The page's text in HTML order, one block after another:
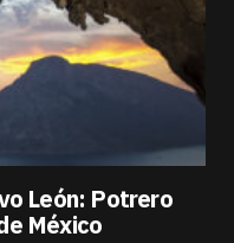
León: Potrero
México